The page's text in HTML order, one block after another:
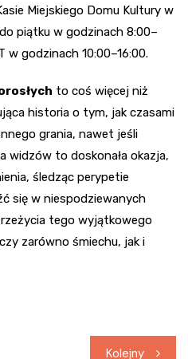
Miejskiego Domu Kultury w
piątku w godzinach 8:00–
w godzinach 10:00–16:00.
to coś więcej niż
historia o tym, jak czasami
grania, nawet jeśli
widzów to doskonała okazja,
śledząc perypetie
się w niespodziewanych
tego wyjątkowego
zarówno śmiechu, jak i
Kolejny